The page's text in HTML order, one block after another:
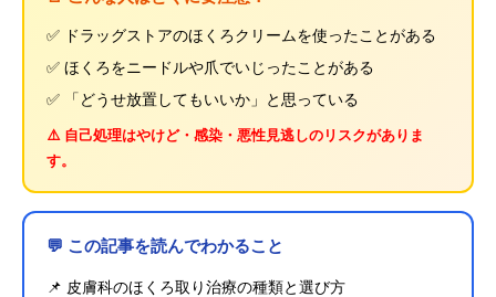
✅ ドラッグストアのほくろクリームを使ったことがある
✅ ほくろをニードルや爪でいじったことがある
✅ 「どうせ放置してもいいか」と思っている
⚠️ 自己処理はやけど・感染・悪性見逃しのリスクがありま
す。
💬 この記事を読んでわかること
📌 皮膚科のほくろ取り治療の種類と選び方